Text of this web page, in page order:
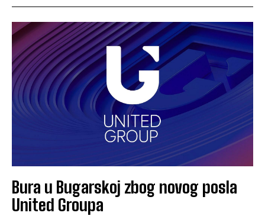
Bura u Bugarskoj zbog novog posla
United Groupa